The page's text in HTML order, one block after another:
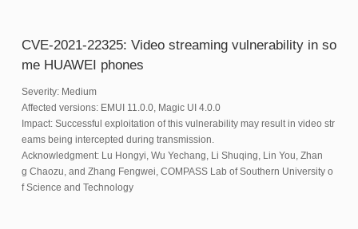
CVE-2021-22325: Video streaming vulnerability in so
me HUAWEI phones
Severity: Medium
Affected versions: EMUI 11.0.0, Magic UI 4.0.0
Impact: Successful exploitation of this vulnerability may result in video str
eams being intercepted during transmission.
Acknowledgment: Lu Hongyi, Wu Yechang, Li Shuqing, Lin You, Zhan
g Chaozu, and Zhang Fengwei, COMPASS Lab of Southern University o
f Science and Technology